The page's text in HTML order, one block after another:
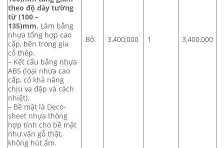
theo độ dày tường
từ (100 –
135)mm. Làm bằng
nhựa tổng hợp cao
cấp, bên trong gia
cố thép.
– Kết cấu bằng nhựa
ABS (loại nhựa cao
cấp, có khả năng
chịu va đập và cách
nhiệt).
– Bề mặt là Deco-
sheet nhựa thông
hợp tính cho bề mặt
như vân gỗ thật,
không hút ẩm.
Bộ 3,400,000 1 3,400,000